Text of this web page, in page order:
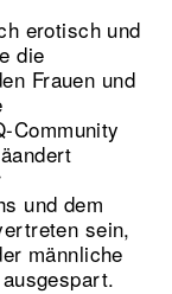
erotisch und
die
Frauen und
Community
und dem
sein,
männliche